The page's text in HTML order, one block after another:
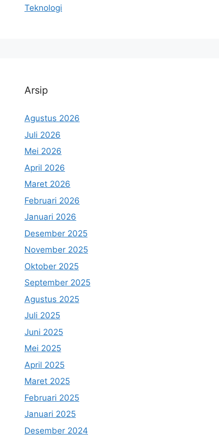
Teknologi
Arsip
Agustus 2026
Juli 2026
Mei 2026
April 2026
Maret 2026
Februari 2026
Januari 2026
Desember 2025
November 2025
Oktober 2025
September 2025
Agustus 2025
Juli 2025
Juni 2025
Mei 2025
April 2025
Maret 2025
Februari 2025
Januari 2025
Desember 2024